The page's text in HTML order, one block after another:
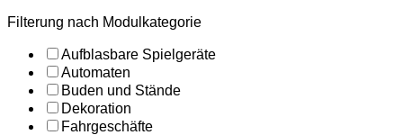
Filterung nach Modulkategorie
Aufblasbare Spielgeräte
Automaten
Buden und Stände
Dekoration
Fahrgeschäfte